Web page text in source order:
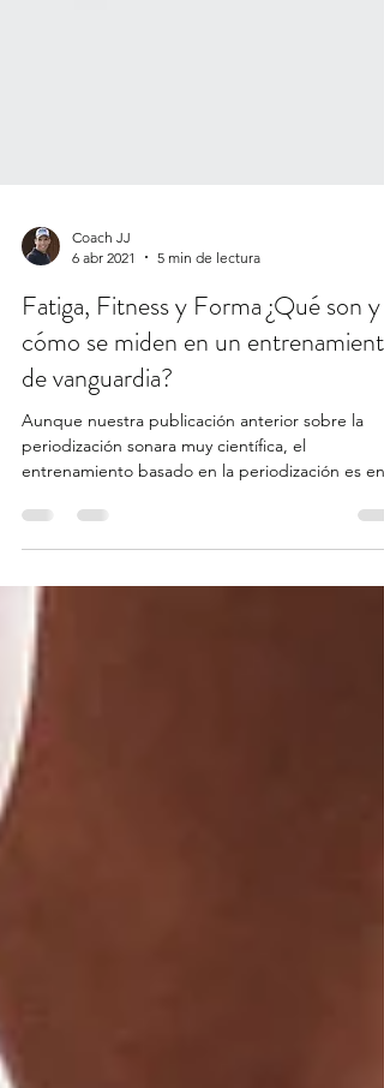
6 abr 2021
5 min de lectura
Fatiga, Fitness y Forma ¿Qué son y
cómo se miden en un entrenamiento
de vanguardia?
Aunque nuestra publicación anterior sobre la
periodización sonara muy científica, el
entrenamiento basado en la periodización es en